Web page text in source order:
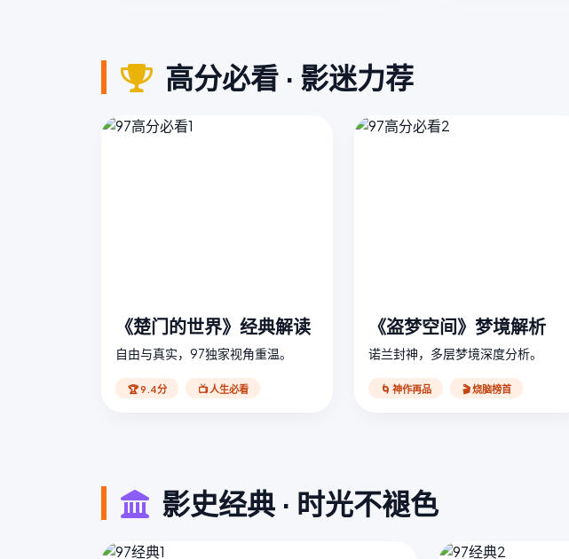
高分必看 · 影迷力荐
《楚门的世界》经典解读
自由与真实，97独家视角重温。
🏆 9.4分 📺 人生必看
《盗梦空间》梦境解析
诺兰封神，多层梦境深度分析。
🌀 神作再品 🎬 烧脑榜首
影史经典 · 时光不褪色